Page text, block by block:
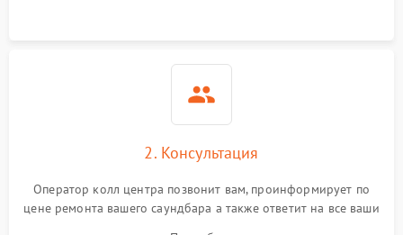
2. Консультация
Оператор колл центра позвонит вам, проинформирует по
цене ремонта вашего саундбара а также ответит на все ваши